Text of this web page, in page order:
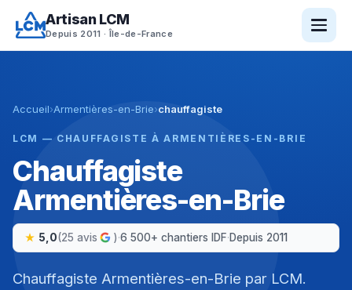
contenu
Artisan LCM
Depuis 2011 · Île-de-France
Accueil›Armentières-en-Brie›chauffagiste
LCM — CHAUFFAGISTE À ARMENTIÈRES-EN-BRIE
Chauffagiste
Armentières-en-Brie
5,0(25 avis )·6 500+ chantiers IDF·Depuis 2011
Chauffagiste Armentières-en-Brie par LCM.